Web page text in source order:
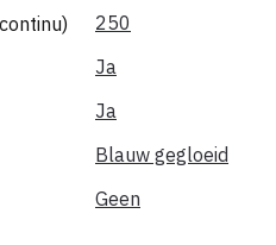
250
Ja
Ja
Blauw gegloeid
Geen